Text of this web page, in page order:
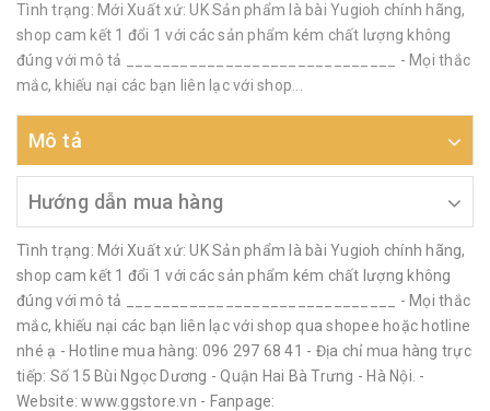
Tình trạng: Mới Xuất xứ: UK Sản phẩm là bài Yugioh chính hãng,
shop cam kết 1 đổi 1 với các sản phẩm kém chất lượng không
đúng với mô tả ______________________________ - Mọi thắc
mắc, khiếu nại các bạn liên lạc với shop...
Mô tả
Hướng dẫn mua hàng
Tình trạng: Mới Xuất xứ: UK Sản phẩm là bài Yugioh chính hãng,
shop cam kết 1 đổi 1 với các sản phẩm kém chất lượng không
đúng với mô tả ______________________________ - Mọi thắc
mắc, khiếu nại các bạn liên lạc với shop qua shopee hoặc hotline
nhé ạ - Hotline mua hàng: 096 297 68 41 - Địa chỉ mua hàng trực
tiếp: Số 15 Bùi Ngọc Dương - Quận Hai Bà Trưng - Hà Nội. -
Website: www.ggstore.vn - Fanpage: